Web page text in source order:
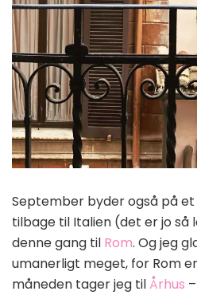
September byder også på
tilbage til Italien (det er jo så
denne gang til Rom. Og jeg
umanerligt meget, for Rom
måneden tager jeg tilÅrhus